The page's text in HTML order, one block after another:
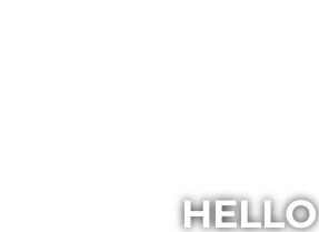
HELLO